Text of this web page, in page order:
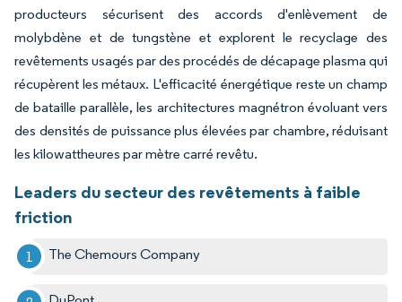
producteurs sécurisent des accords d'enlèvement de
molybdène et de tungstène et explorent le recyclage des
revêtements usagés par des procédés de décapage plasma qui
récupèrent les métaux. L'efficacité énergétique reste un champ
de bataille parallèle, les architectures magnétron évoluant vers
des densités de puissance plus élevées par chambre, réduisant
les kilowattheures par mètre carré revêtu.
Leaders du secteur des revêtements à faible
friction
The Chemours Company